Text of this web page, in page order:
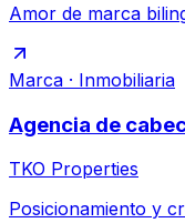
Amor de marca
Marca · Inmobiliaria
Agencia de
TKO Properties
Posicionamiento y